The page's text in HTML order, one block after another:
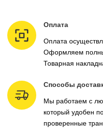
Оплата
Оплата
Оформляем
Товарная
Способы
Мы работаем с
который удобен
проверенные